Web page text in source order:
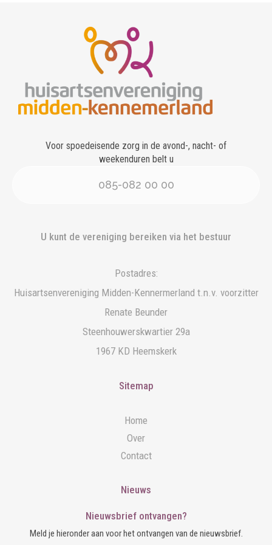
Voor spoedeisende zorg in de avond-, nacht- of
weekenduren belt u
085-082 00 00
U kunt de vereniging bereiken via het bestuur
Postadres:
Huisartsenvereniging Midden-Kennermerland t.n.v. voorzitter
Renate Beunder
Steenhouwerskwartier 29a
1967 KD Heemskerk
Sitemap
Home
Over
Contact
Nieuws
Nieuwsbrief ontvangen?
Meld je hieronder aan voor het ontvangen van de nieuwsbrief.